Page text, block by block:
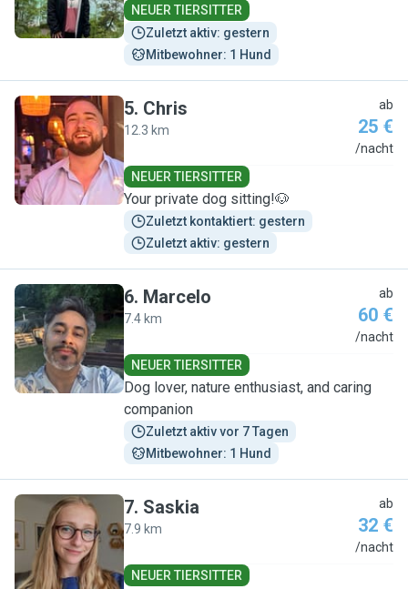
NEUER TIERSITTER
Zuletzt aktiv: gestern
Mitbewohner: 1 Hund
C
5. Chris
12.3 km
ab
25 €
/nacht
NEUER TIERSITTER
Your private dog sitting!🐶
Zuletzt kontaktiert: gestern
Zuletzt aktiv: gestern
M
6. Marcelo
7.4 km
ab
60 €
/nacht
NEUER TIERSITTER
Dog lover, nature enthusiast, and caring
companion
Zuletzt aktiv vor 7 Tagen
Mitbewohner: 1 Hund
S
7. Saskia
7.9 km
ab
32 €
/nacht
NEUER TIERSITTER